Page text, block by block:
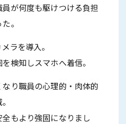
が何度も駆けつける負担
。
ラを導入。
検知しスマホへ着信。
り職員の心理的・肉体的
もより強固になりまし